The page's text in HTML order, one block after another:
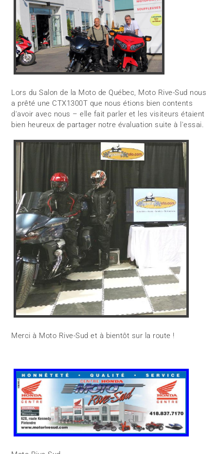
Lors du Salon de la Moto de Québec, Moto Rive-Sud nous
a prêté une CTX1300T que nous étions bien contents
d'avoir avec nous – elle fait parler et les visiteurs étaient
bien heureux de partager notre évaluation suite à l'essai.
Merci à Moto Rive-Sud et à bientôt sur la route !